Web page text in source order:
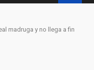
madruga y no llega a fin